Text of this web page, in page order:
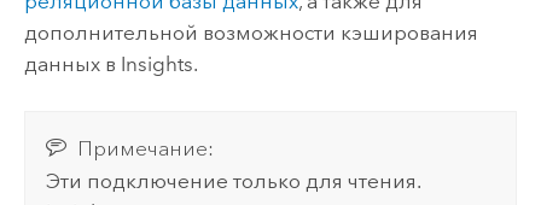
дополнительной возможности кэширования
данных в Insights.
Примечание:
Эти подключение только для чтения.